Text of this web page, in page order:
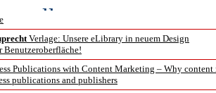
Verlage: Unsere eLibrary in neuem Design
Benutzeroberfläche!
Publications with Content Marketing – Why content
publications and publishers
soll.
ZB MED